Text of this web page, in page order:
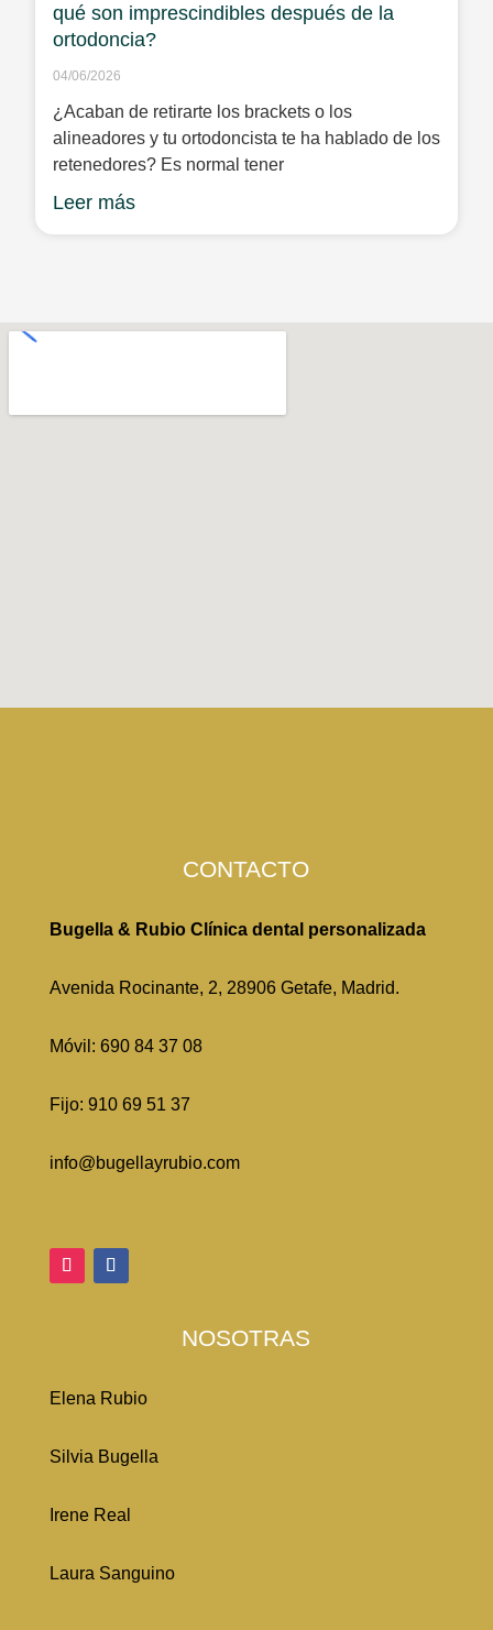
qué son imprescindibles después de la
ortodoncia?
04/06/2026
¿Acaban de retirarte los brackets o los
alineadores y tu ortodoncista te ha hablado de los
retenedores? Es normal tener
Leer más
CONTACTO
Bugella & Rubio Clínica dental personalizada
Avenida Rocinante, 2, 28906 Getafe, Madrid.
Móvil: 690 84 37 08
Fijo: 910 69 51 37
info@bugellayrubio.com
NOSOTRAS
Elena Rubio
Silvia Bugella
Irene Real
Laura Sanguino